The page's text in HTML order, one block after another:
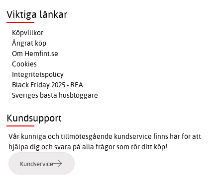
Viktiga länkar
Köpvillkor
Ångrat köp
Om Hemfint.se
Cookies
Integritetspolicy
Black Friday 2025 - REA
Sveriges bästa husbloggare
Kundsupport
Vår kunniga och tillmötesgående kundservice finns här för att
hjälpa dig och svara på alla frågor som rör ditt köp!
Kundservice